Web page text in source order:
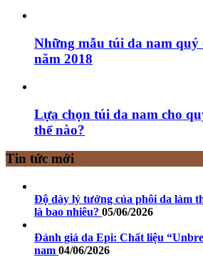
Những mẫu túi da nam quý
năm 2018
Lựa chọn túi da nam cho
thế nào?
Tin tức mới
Độ dày lý tưởng của phôi da làm
là bao nhiêu? 05/06/2026
Đánh giá da Epi: Chất liệu
nam 04/06/2026